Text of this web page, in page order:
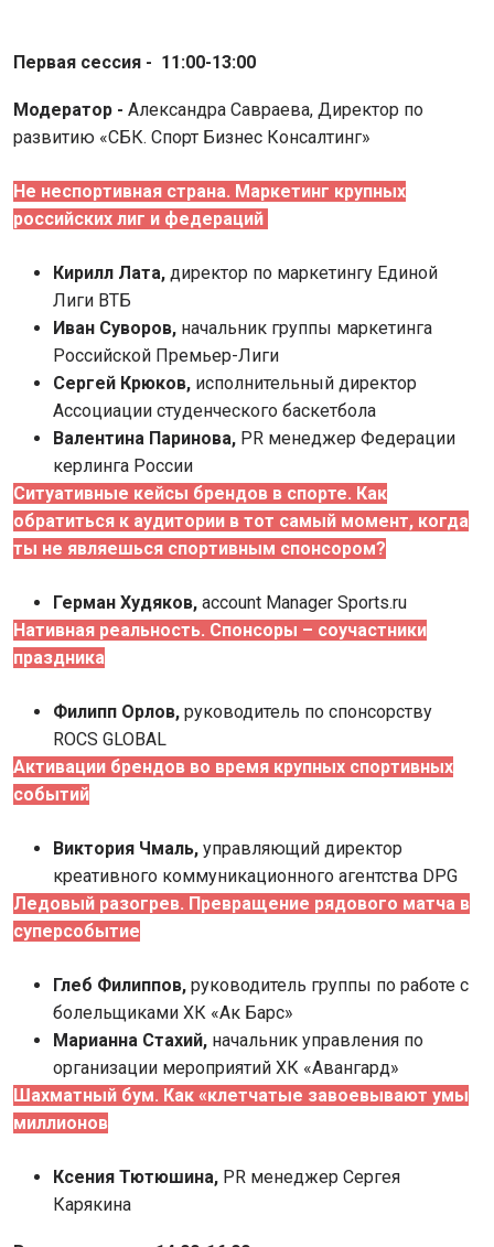
Первая сессия - 11:00-13:00
Модератор - Александра Савраева, Директор по
развитию «СБК. Спорт Бизнес Консалтинг»
Не неспортивная страна. Маркетинг крупных
российских лиг и федераций
Кирилл Лата, директор по маркетингу Единой
Лиги ВТБ
Иван Суворов, начальник группы маркетинга
Российской Премьер-Лиги
Сергей Крюков, исполнительный директор
Ассоциации студенческого баскетбола
Валентина Паринова, PR менеджер Федерации
керлинга России
Ситуативные кейсы брендов в спорте. Как
обратиться к аудитории в тот самый момент, когда
ты не являешься спортивным спонсором?
Герман Худяков, аccount Manager Sports.ru
Нативная реальность. Спонсоры – соучастники
праздника
Филипп Орлов, руководитель по спонсорству
ROCS GLOBAL
Активации брендов во время крупных спортивных
событий
Виктория Чмаль, управляющий директор
креативного коммуникационного агентства DPG
Ледовый разогрев. Превращение рядового матча в
суперсобытие
Глеб Филиппов, руководитель группы по работе с
болельщиками ХК «Ак Барс»
Марианна Стахий, начальник управления по
организации мероприятий ХК «Авангард»
Шахматный бум. Как «клетчатые завоевывают умы
миллионов
Ксения Тютюшина, PR менеджер Сергея
Карякина